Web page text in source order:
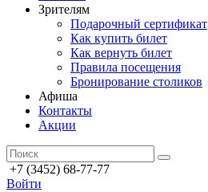
Зрителям
Подарочный сертификат
Как купить билет
Как вернуть билет
Правила посещения
Бронирование столиков
Афиша
Контакты
Акции
+7 (3452) 68-77-77
Войти